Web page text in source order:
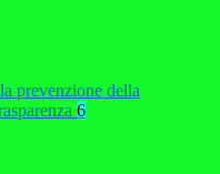
prevenzione della
6